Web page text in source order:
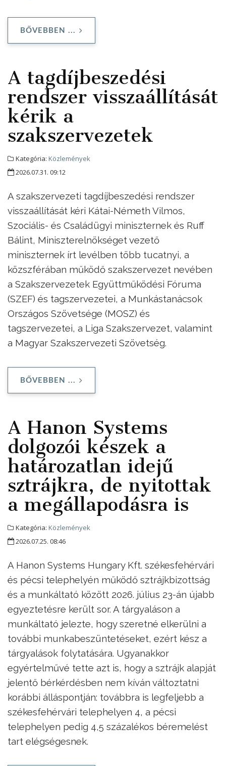
BŐVEBBEN ...
A tagdíjbeszedési
rendszer visszaállítását
kérik a
szakszervezetek
Kategória: Közlemények
2026.07.31. 09:12
A szakszervezeti tagdíjbeszedési rendszer
visszaállítását kéri Kátai-Németh Vilmos,
Szociális- és Családügyi miniszternek és Ruff
Bálint, Miniszterelnökséget vezető
miniszternek írt levélben több tucatnyi, a
közszférában működő szakszervezet nevében
a Szakszervezetek Együttműködési Fóruma
(SZEF) és tagszervezetei, a Munkástanácsok
Országos Szövetsége (MOSZ) és
tagszervezetei, a Liga Szakszervezet, valamint
a Magyar Szakszervezeti Szövetség.
BŐVEBBEN ...
A Hanon Systems
dolgozói készek a
határozatlan idejű
sztrájkra, de nyitottak
a megállapodásra is
Kategória: Közlemények
2026.07.25. 08:46
A Hanon Systems Hungary Kft. székesfehérvári
és pécsi telephelyén működő sztrájkbizottság
és a munkáltató között 2026. július 23-án újabb
egyeztetésre került sor. A tárgyaláson a
munkáltató jelezte, hogy szeretné elkerülni a
további munkabeszüntetéseket, ezért kész a
tárgyalások folytatására. Ugyanakkor
egyértelművé tette azt is, hogy a sztrájk alapját
jelentő bérkérdésben nem kíván változtatni
korábbi álláspontján: továbbra is legfeljebb a
székesfehérvári telephelyen 4, a pécsi
telephelyen pedig 4,5 százalékos béremelést
tart elégségesnek.